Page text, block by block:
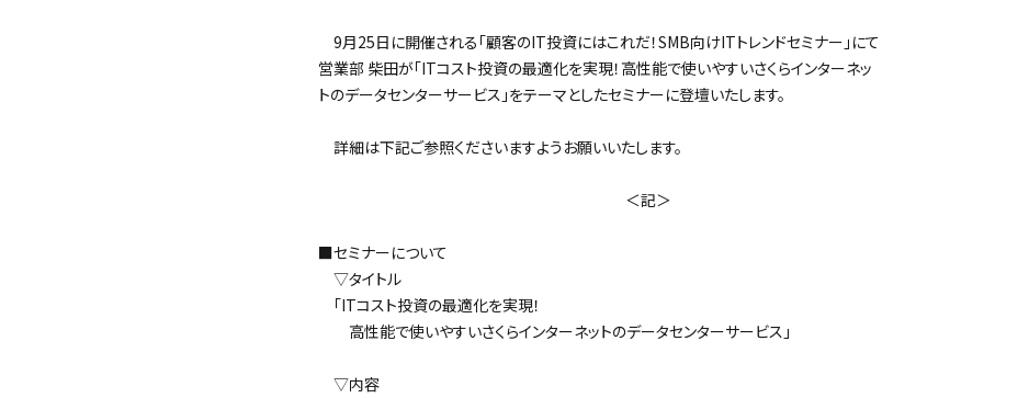
9月25日に開催される「顧客のIT投資にはこれだ！SMB向けITトレンドセミナー」にて
営業部 柴田が「ITコスト投資の最適化を実現！高性能で使いやすいさくらインターネッ
トのデータセンターサービス」をテーマとしたセミナーに登壇いたします。
詳細は下記ご参照くださいますようお願いいたします。
＜記＞
■セミナーについて
▽タイトル
「ITコスト投資の最適化を実現！
高性能で使いやすいさくらインターネットのデータセンターサービス」
▽内容